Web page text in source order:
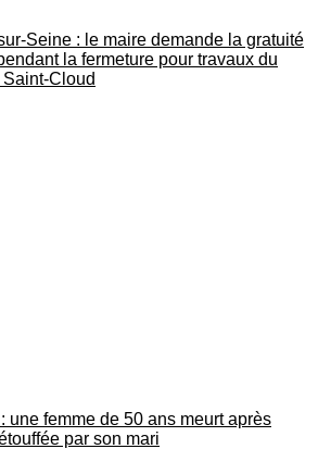
Seine : le maire demande la gratuité
la fermeture pour travaux du
Cloud
une femme de 50 ans meurt après
par son mari